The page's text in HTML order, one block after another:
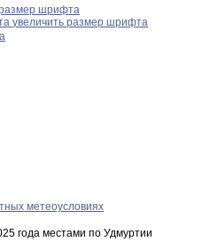
шрифта
увеличить размер шрифта
года местами по Удмуртии